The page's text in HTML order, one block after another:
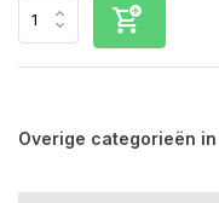
Overige categorieën